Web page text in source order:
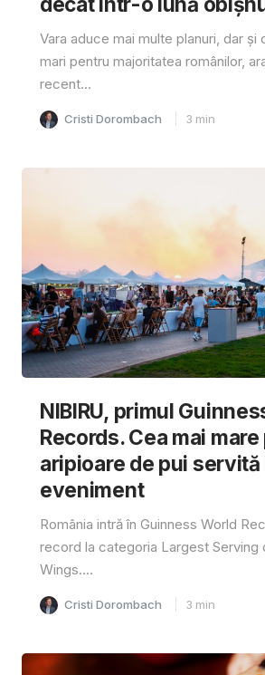
Vara aduce mai multe planuri, dar și
mari pentru majoritatea românilor,
recent...
Cristi Dorombach 3 min
NIBIRU, primul
Records. Cea mai
aripioare de pui servită
eveniment
România intră în Guinness World
record la categoria Largest Serving
Wings....
Cristi Dorombach 3 min